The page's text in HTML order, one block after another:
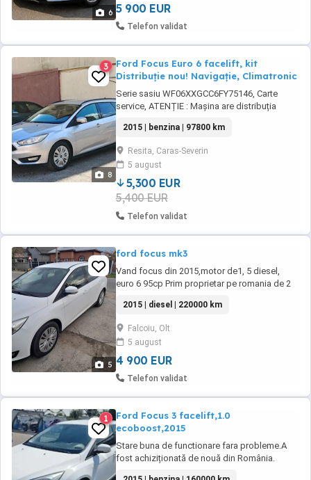
6 5 900 EUR
Telefon validat
8
3
Ford Focus Euro 6 facelift, kit
Distribuție nou! Navigație, Climatronic
Serie sasiu WF06XXGCC6FY75146, Carte
service, ATENȚIE : Mașina are distribuția
curățare sorb ulei plus desfundari toate
orificiile, Garnituri motor, Plus multe alte piese
necesare, am factură cu toate piesele
schimbate plus piesele vechi sunt în
portbagaj să nu ...
2015 | benzina | 97800 km
Resita, Caras-Severin
5 august
5,300 EUR
5,400 EUR
Telefon validat
5
ford focus mk3
Vand focus din 2015,motor de1, 5 diesel,
euro 6 95cp Prim proprietar pe romania de 2
kit ambreiaj si distributie, amortizoare fata si
spate cu flanse , brate fata si spate , bielete
directie cu capete de bara, detin factura
service. Dotari: abs, esp, senzori ...
2015 | diesel | 220000 km
Falcoiu, Olt
5 august
4 900 EUR
Telefon validat
1
Ford Focus 3 facelift,1.0
ecoboost,2015
Stare buna de functionare fara probleme.A
fost achiziționată de nouă din România.